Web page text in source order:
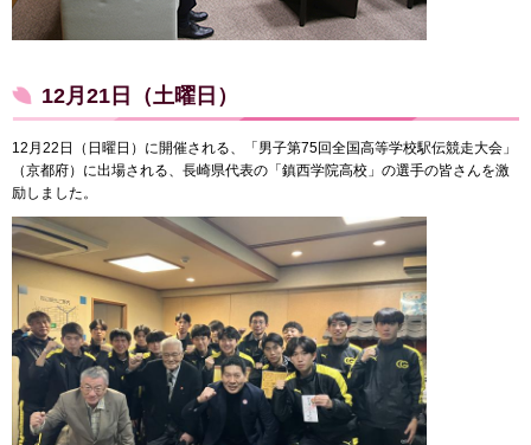
12月21日（土曜日）
12月22日（日曜日）に開催される、「男子第75回全国高等学校駅伝競走大会」
（京都府）に出場される、長崎県代表の「鎮西学院高校」の選手の皆さんを激
励しました。